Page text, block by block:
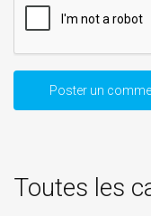
Toutes les